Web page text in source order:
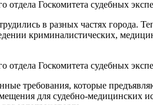
в разных частях
криминалистических,
требования, которые
для судебно-медицинских